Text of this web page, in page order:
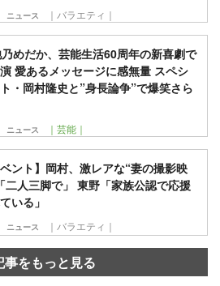
ニュース ｜バラエティ｜
めだか、芸能生活60周年の新喜劇で
愛あるメッセージに感無量 スペシ
・岡村隆史と”身長論争”で爆笑さら
ニュース ｜芸能｜
ベント】岡村、激レアな“妻の撮影映
二人三脚で」 東野「家族公認で応援
いる」
ニュース ｜バラエティ｜
事をもっと見る